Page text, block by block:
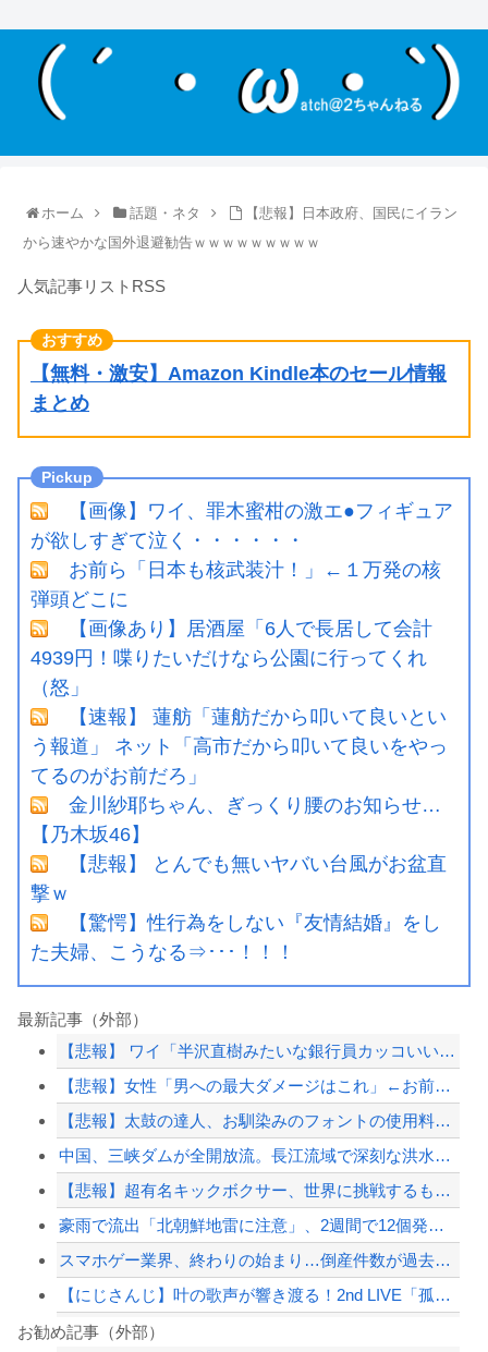
ホーム 話題・ネタ
【悲報】日本政府、国民にイラン
から速やかな国外退避勧告ｗｗｗｗｗｗｗｗｗ
人気記事リストRSS
【無料・激安】Amazon Kindle本のセール情報
まとめ
【画像】ワイ、罪木蜜柑の激エ●フィギュア
が欲しすぎて泣く・・・・・・
お前ら「日本も核武装汁！」←１万発の核
弾頭どこに
【画像あり】居酒屋「6人で長居して会計
4939円！喋りたいだけなら公園に行ってくれ
（怒」
【速報】 蓮舫「蓮舫だから叩いて良いとい
う報道」 ネット「高市だから叩いて良いをやっ
てるのがお前だろ」
金川紗耶ちゃん、ぎっくり腰のお知らせ…
【乃木坂46】
【悲報】 とんでも無いヤバい台風がお盆直
撃ｗ
【驚愕】性行為をしない『友情結婚』をし
た夫婦、こうなる⇒･･･！！！
最新記事（外部）
【悲報】 ワイ「半沢直樹みたいな銀行員カッコいい」銀行員の友人「あんな奴居ねえよ...
【悲報】女性「男への最大ダメージはこれ」←お前ら耐えられる？
【悲報】太鼓の達人、お馴染みのフォントの使用料が年間6万から年間320万になった...
中国、三峡ダムが全開放流。長江流域で深刻な洪水被害
【悲報】超有名キックボクサー、世界に挑戦するも衝撃的KO負けしてしまう…
豪雨で流出「北朝鮮地雷に注意」、2週間で12個発見…韓国北西部！
スマホゲー業界、終わりの始まり…倒産件数が過去最多ペース「数億円かけても爆ﾀﾋ」
【にじさんじ】叶の歌声が響き渡る！2nd LIVE「孤独 -solitude-」...
お勧め記事（外部）